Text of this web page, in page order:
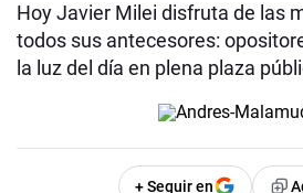
Hoy Javier Milei disfruta de las
todos sus antecesores:
la luz del día en plena plaza
+ Seguir en